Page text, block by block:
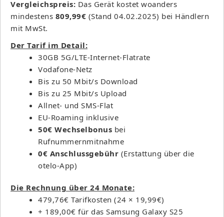
Vergleichspreis: Das Gerät kostet woanders
mindestens 809,99€ (Stand 04.02.2025) bei Händlern
mit MwSt.
Der Tarif im Detail:
30GB 5G/LTE-Internet-Flatrate
Vodafone-Netz
Bis zu 50 Mbit/s Download
Bis zu 25 Mbit/s Upload
Allnet- und SMS-Flat
EU-Roaming inklusive
50€ Wechselbonus bei
Rufnummernmitnahme
0€ Anschlussgebühr (Erstattung über die
otelo-App)
Die Rechnung über 24 Monate:
479,76€ Tarifkosten (24 × 19,99€)
+ 189,00€ für das Samsung Galaxy S25